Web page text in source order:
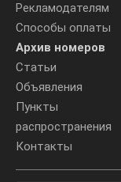
Рекламодателям
Способы оплаты
Архив номеров
Статьи
Объявления
Пункты
распространения
Контакты